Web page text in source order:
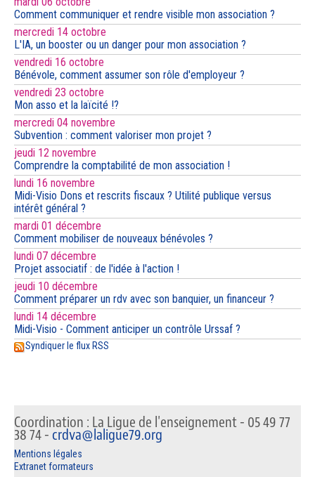
Comment communiquer et rendre visible mon association ?
mercredi 14 octobre
L'IA, un booster ou un danger pour mon association ?
vendredi 16 octobre
Bénévole, comment assumer son rôle d'employeur ?
vendredi 23 octobre
Mon asso et la laïcité !?
mercredi 04 novembre
Subvention : comment valoriser mon projet ?
jeudi 12 novembre
Comprendre la comptabilité de mon association !
lundi 16 novembre
Midi-Visio Dons et rescrits fiscaux ? Utilité publique versus
intérêt général ?
mardi 01 décembre
Comment mobiliser de nouveaux bénévoles ?
lundi 07 décembre
Projet associatif : de l'idée à l'action !
jeudi 10 décembre
Comment préparer un rdv avec son banquier, un financeur ?
lundi 14 décembre
Midi-Visio - Comment anticiper un contrôle Urssaf ?
Syndiquer le flux RSS
Coordination : La Ligue de l'enseignement - 05 49 77
38 74 - crdva@laligue79.org
Mentions légales
Extranet formateurs